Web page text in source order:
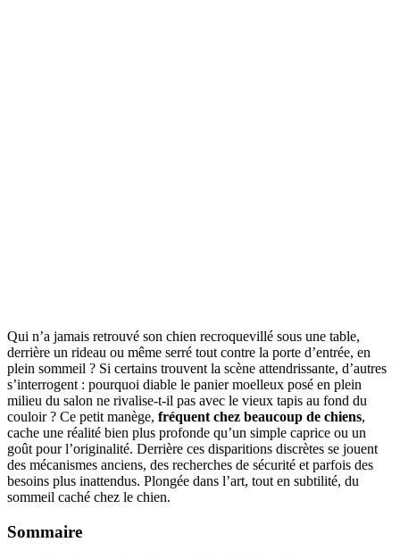
Qui n’a jamais retrouvé son chien recroquevillé sous une table,
derrière un rideau ou même serré tout contre la porte d’entrée, en
plein sommeil ? Si certains trouvent la scène attendrissante, d’autres
s’interrogent : pourquoi diable le panier moelleux posé en plein
milieu du salon ne rivalise-t-il pas avec le vieux tapis au fond du
couloir ? Ce petit manège, fréquent chez beaucoup de chiens,
cache une réalité bien plus profonde qu’un simple caprice ou un
goût pour l’originalité. Derrière ces disparitions discrètes se jouent
des mécanismes anciens, des recherches de sécurité et parfois des
besoins plus inattendus. Plongée dans l’art, tout en subtilité, du
sommeil caché chez le chien.
Sommaire